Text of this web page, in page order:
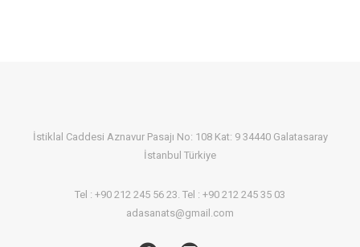
İstiklal Caddesi Aznavur Pasajı No: 108 Kat: 9 34440 Galatasaray
İstanbul Türkiye
Tel : +90 212 245 56 23. Tel : +90 212 245 35 03
adasanats@gmail.com